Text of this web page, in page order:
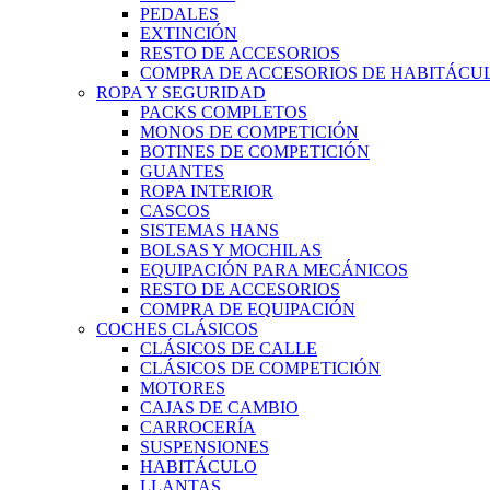
PEDALES
EXTINCIÓN
RESTO DE ACCESORIOS
COMPRA DE ACCESORIOS DE
ROPA Y SEGURIDAD
PACKS COMPLETOS
MONOS DE COMPETICIÓN
BOTINES DE COMPETICIÓN
GUANTES
ROPA INTERIOR
CASCOS
SISTEMAS HANS
BOLSAS Y MOCHILAS
EQUIPACIÓN PARA MECÁNICOS
RESTO DE ACCESORIOS
COMPRA DE EQUIPACIÓN
COCHES CLÁSICOS
CLÁSICOS DE CALLE
CLÁSICOS DE COMPETICIÓN
MOTORES
CAJAS DE CAMBIO
CARROCERÍA
SUSPENSIONES
HABITÁCULO
LLANTAS